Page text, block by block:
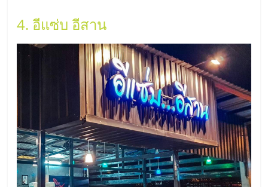
น้อย
ทุน
ปรึกษา
การ
และ
ขยาย
สา
ขา
4. อีแซ่บ อีสาน